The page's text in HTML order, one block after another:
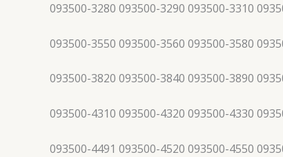
093500-3280 093500-3290 093500-3310
093500-3550 093500-3560 093500-3580
093500-3820 093500-3840 093500-3890
093500-4310 093500-4320 093500-4330
093500-4491 093500-4520 093500-4550